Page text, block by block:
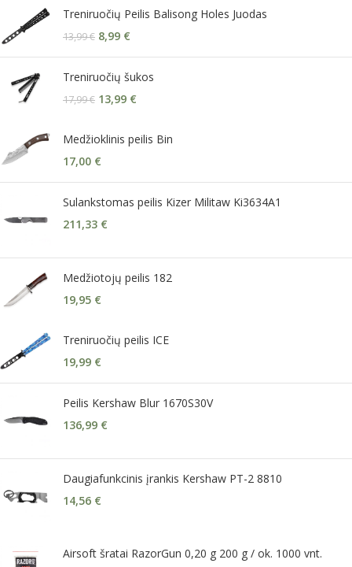
Treniruočių Peilis Balisong Holes Juodas
13,99€ 8,99 €
Treniruočių šukos
17,99€ 13,99 €
Medžioklinis peilis Bin
17,00 €
Sulankstomas peilis Kizer Militaw Ki3634A1
211,33 €
Medžiotojų peilis 182
19,95 €
Treniruočių peilis ICE
19,99 €
Peilis Kershaw Blur 1670S30V
136,99 €
Daugiafunkcinis įrankis Kershaw PT-2 8810
14,56 €
Airsoft šratai RazorGun 0,20 g 200 g / ok. 1000 vnt.